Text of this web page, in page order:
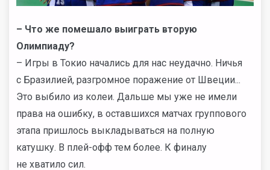
– Что же помешало выиграть вторую
Олимпиаду?
– Игры в Токио начались для нас неудачно. Ничья
с Бразилией, разгромное поражение от Швеции...
Это выбило из колеи. Дальше мы уже не имели
права на ошибку, в оставшихся матчах группового
этапа пришлось выкладываться на полную
катушку. В плей-офф тем более. К финалу
не хватило сил.